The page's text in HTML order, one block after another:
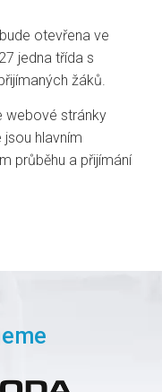
otevřena ve
jedna třída s
žáků.
webové stránky
jsou hlavním
průběhu a přijímání